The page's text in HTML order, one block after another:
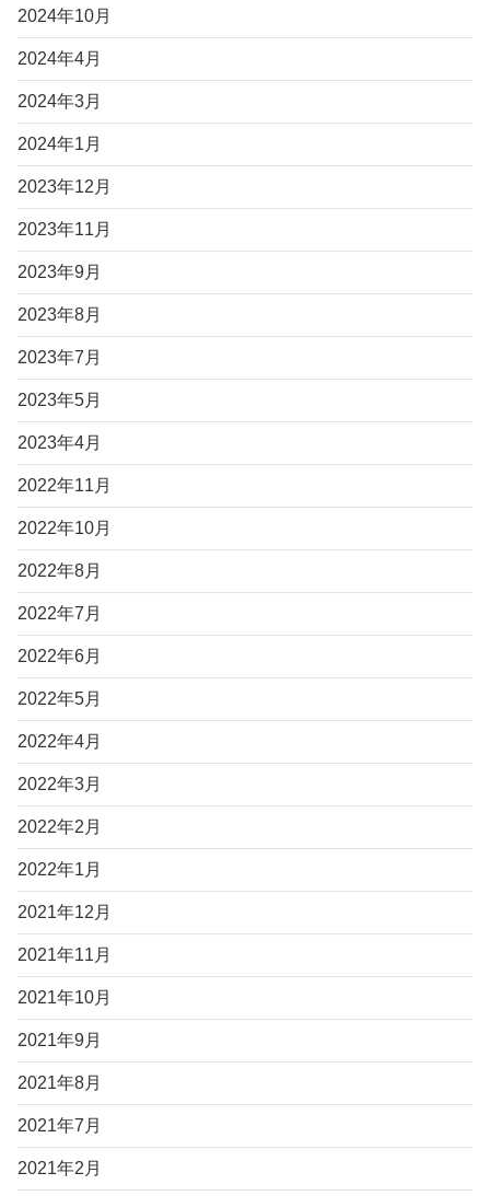
2024年10月
2024年4月
2024年3月
2024年1月
2023年12月
2023年11月
2023年9月
2023年8月
2023年7月
2023年5月
2023年4月
2022年11月
2022年10月
2022年8月
2022年7月
2022年6月
2022年5月
2022年4月
2022年3月
2022年2月
2022年1月
2021年12月
2021年11月
2021年10月
2021年9月
2021年8月
2021年7月
2021年2月